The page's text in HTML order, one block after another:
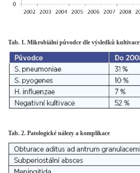
Tab. 1. Mikrobiální původce dle výsledků kultivace
Tab. 2. Patologické nálezy a komplikace